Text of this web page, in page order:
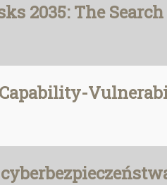
2035: The
Capability-